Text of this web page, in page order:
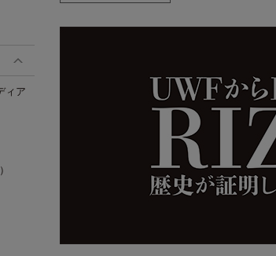
ィア